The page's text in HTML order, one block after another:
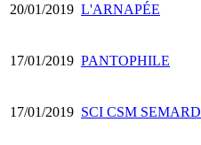
20/01/2019 L'ARNAPÉE
17/01/2019 PANTOPHILE
17/01/2019 SCI CSM SEMARD